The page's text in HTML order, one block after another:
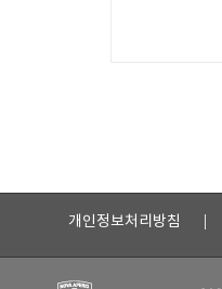
개인정보처리방침